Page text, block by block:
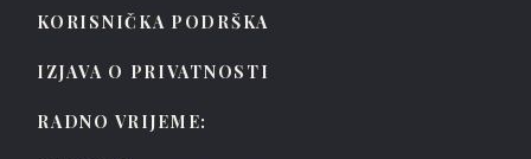
KORISNIČKA PODRŠKA
IZJAVA O PRIVATNOSTI
RADNO VRIJEME: